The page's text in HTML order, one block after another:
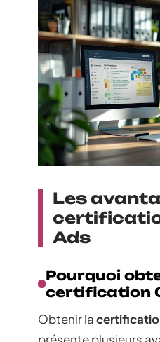
Les
Ads
Pourquoi
certification
Obtenir la